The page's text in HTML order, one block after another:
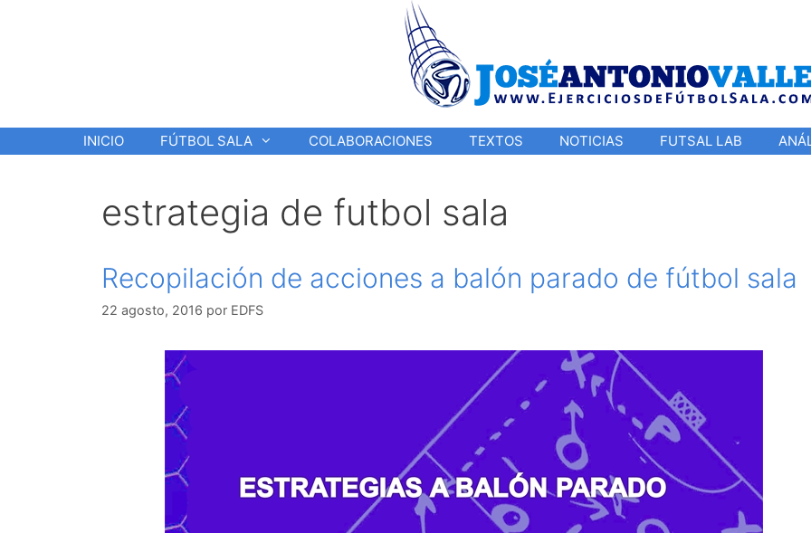
INICIO FÚTBOL SALA COLABORACIONES TEXTOS NOTICIAS FUTSAL LAB
estrategia de futbol sala
Recopilación de acciones a balón parado de fútbol sala
22 agosto, 2016 por EDFS